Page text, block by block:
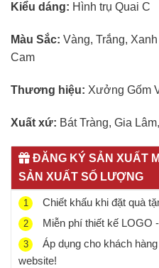
Kiểu dáng: Hình trụ Quai C
Màu Sắc: Vàng, Trắng,
Cam
Thương hiệu: Xưởng Gốm
Xuất xứ: Bát Tràng, Gia
ĐĂNG KÝ SẢN XUẤT
SẢN XUẤT SỐ LƯỢNG
1 Chiết khấu khi đặt quà
2 Miễn phí thiết kế LOGO
3
Áp dụng cho khách
website!